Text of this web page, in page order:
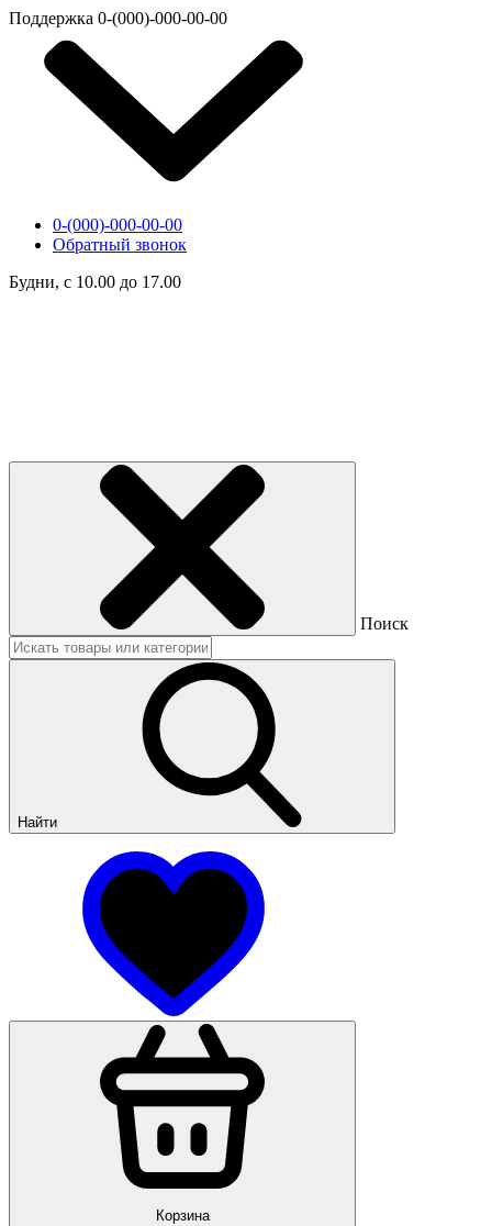
Поддержка 0-(000)-000-00-00
0-(000)-000-00-00
Обратный звонок
Будни, с 10.00 до 17.00
Поиск
Найти
Корзина